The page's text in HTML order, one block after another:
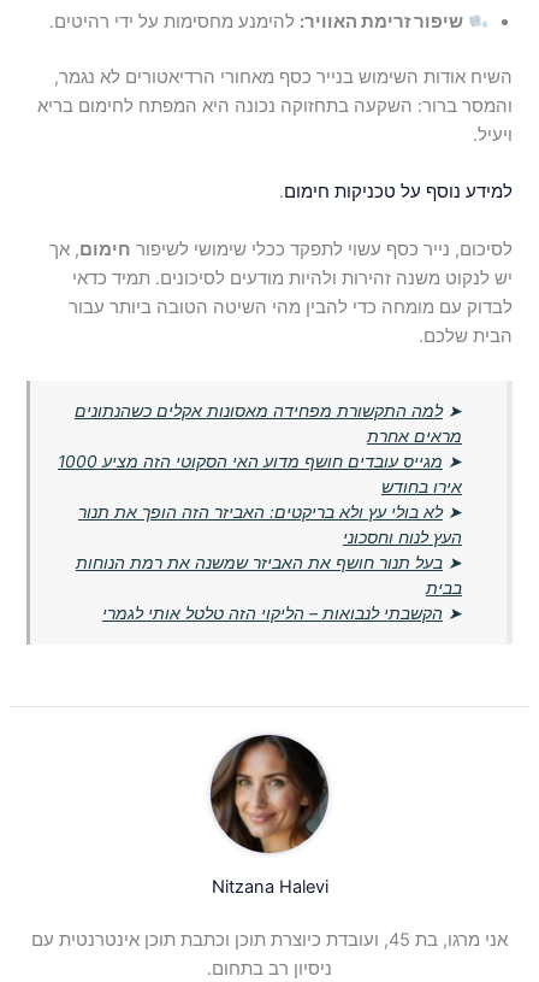
שיפור זרימת האוויר: להימנע מחסימות על ידי רהיטים.
השיח אודות השימוש בנייר כסף מאחורי הרדיאטורים לא נגמר,
והמסר ברור: השקעה בתחזוקה נכונה היא המפתח לחימום בריא
ויעיל.
למידע נוסף על טכניקות חימום.
לסיכום, נייר כסף עשוי לתפקד ככלי שימושי לשיפור חימום, אך
יש לנקוט משנה זהירות ולהיות מודעים לסיכונים. תמיד כדאי
לבדוק עם מומחה כדי להבין מהי השיטה הטובה ביותר עבור
הבית שלכם.
➤למה התקשורת מפחידה מאסונות אקלים כשהנתונים
מראים אחרת
➤
מגייס עובדים חושף מדוע האי הסקוטי הזה מציע 1000
אירו בחודש
➤לא בולי עץ ולא בריקטים: האביזר הזה הופך את תנור
העץ לנוח וחסכוני
➤בעל תנור חושף את האביזר שמשנה את רמת הנוחות
בבית
➤ הקשבתי לנבואות – הליקוי הזה טלטל אותי לגמרי
Nitzana Halevi
אני מרגו, בת 45, ועובדת כיוצרת תוכן וכתבת תוכן אינטרנטית עם
ניסיון רב בתחום.